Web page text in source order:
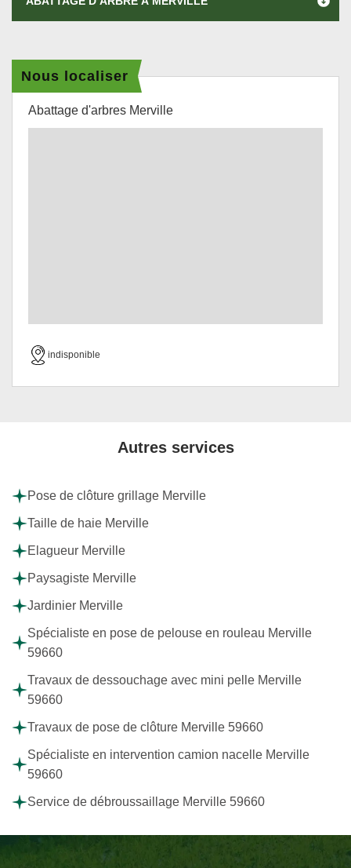
Nous localiser
Abattage d'arbres Merville
indisponible
Autres services
Pose de clôture grillage Merville
Taille de haie Merville
Elagueur Merville
Paysagiste Merville
Jardinier Merville
Spécialiste en pose de pelouse en rouleau Merville
59660
Travaux de dessouchage avec mini pelle Merville
59660
Travaux de pose de clôture Merville 59660
Spécialiste en intervention camion nacelle Merville
59660
Service de débroussaillage Merville 59660